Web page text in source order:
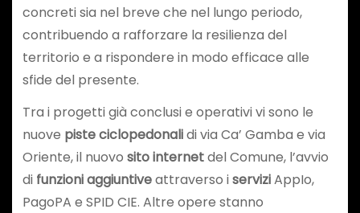
concreti sia nel breve che nel lungo periodo,
contribuendo a rafforzare la resilienza del
territorio e a rispondere in modo efficace alle
sfide del presente.
Tra i progetti già conclusi e operativi vi sono le
nuove piste ciclopedonalidi via Ca’ Gamba e via
Oriente, il nuovo sito internetdel Comune, l’avvio
di funzioni aggiuntiveattraverso iserviziAppIo,
PagoPA e SPID CIE. Altre opere stanno